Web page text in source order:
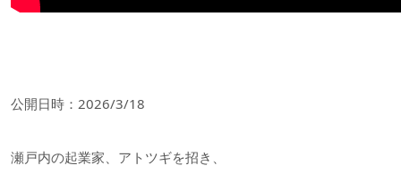
公開日時：2026/3/18
瀬戸内の起業家、アトツギを招き、